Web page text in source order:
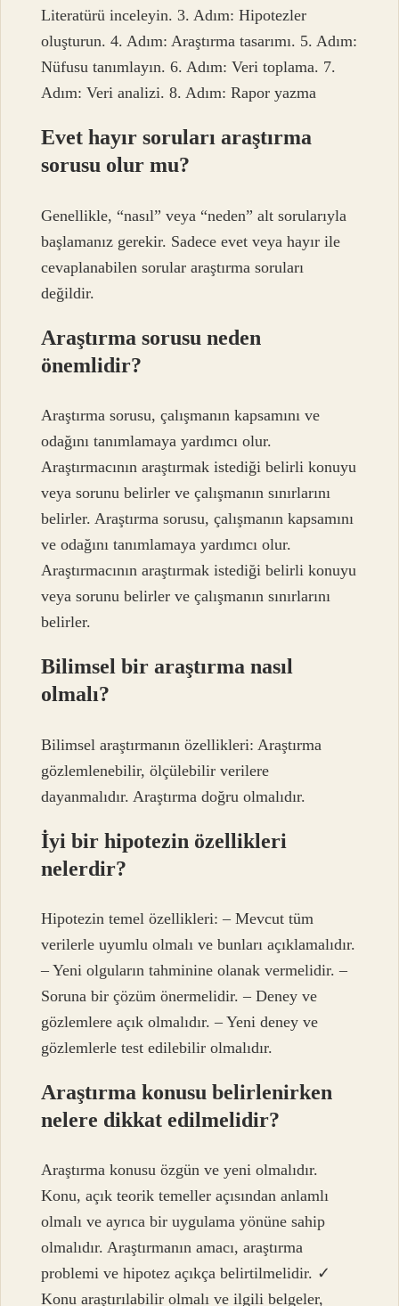
Literatürü inceleyin. 3. Adım: Hipotezler
oluşturun. 4. Adım: Araştırma tasarımı. 5. Adım:
Nüfusu tanımlayın. 6. Adım: Veri toplama. 7.
Adım: Veri analizi. 8. Adım: Rapor yazma
Evet hayır soruları araştırma
sorusu olur mu?
Genellikle, “nasıl” veya “neden” alt sorularıyla
başlamanız gerekir. Sadece evet veya hayır ile
cevaplanabilen sorular araştırma soruları
değildir.
Araştırma sorusu neden
önemlidir?
Araştırma sorusu, çalışmanın kapsamını ve
odağını tanımlamaya yardımcı olur.
Araştırmacının araştırmak istediği belirli konuyu
veya sorunu belirler ve çalışmanın sınırlarını
belirler. Araştırma sorusu, çalışmanın kapsamını
ve odağını tanımlamaya yardımcı olur.
Araştırmacının araştırmak istediği belirli konuyu
veya sorunu belirler ve çalışmanın sınırlarını
belirler.
Bilimsel bir araştırma nasıl
olmalı?
Bilimsel araştırmanın özellikleri: Araştırma
gözlemlenebilir, ölçülebilir verilere
dayanmalıdır. Araştırma doğru olmalıdır.
İyi bir hipotezin özellikleri
nelerdir?
Hipotezin temel özellikleri: – Mevcut tüm
verilerle uyumlu olmalı ve bunları açıklamalıdır.
– Yeni olguların tahminine olanak vermelidir. –
Soruna bir çözüm önermelidir. – Deney ve
gözlemlere açık olmalıdır. – Yeni deney ve
gözlemlerle test edilebilir olmalıdır.
Araştırma konusu belirlenirken
nelere dikkat edilmelidir?
Araştırma konusu özgün ve yeni olmalıdır.
Konu, açık teorik temeller açısından anlamlı
olmalı ve ayrıca bir uygulama yönüne sahip
olmalıdır. Araştırmanın amacı, araştırma
problemi ve hipotez açıkça belirtilmelidir. ✓
Konu araştırılabilir olmalı ve ilgili belgeler,